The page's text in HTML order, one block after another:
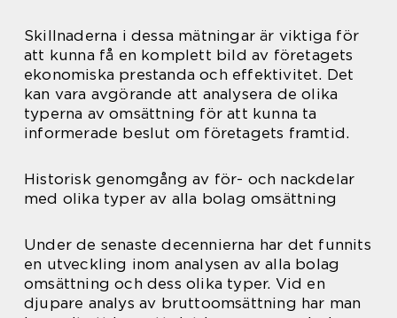
Skillnaderna i dessa mätningar är viktiga för
att kunna få en komplett bild av företagets
ekonomiska prestanda och effektivitet. Det
kan vara avgörande att analysera de olika
typerna av omsättning för att kunna ta
informerade beslut om företagets framtid.
Historisk genomgång av för- och nackdelar
med olika typer av alla bolag omsättning
Under de senaste decennierna har det funnits
en utveckling inom analysen av alla bolag
omsättning och dess olika typer. Vid en
djupare analys av bruttoomsättning har man